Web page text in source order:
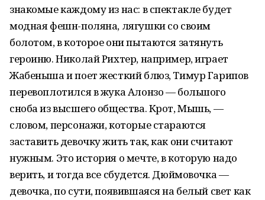
знакомые каждому из нас: в спектакле будет
модная фешн-поляна, лягушки со своим
болотом, в которое они пытаются затянуть
героиню. Николай Рихтер, например, играет
Жабеныша и поет жесткий блюз, Тимур Гарипов
перевоплотился в жука Алонзо — большого
сноба из высшего общества. Крот, Мышь, —
словом, персонажи, которые стараются
заставить девочку жить так, как они считают
нужным. Это история о мечте, в которую надо
верить, и тогда все сбудется. Дюймовочка —
девочка, по сути, появившаяся на белый свет как